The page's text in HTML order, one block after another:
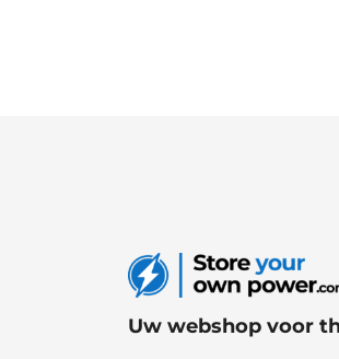
Uw webshop voor